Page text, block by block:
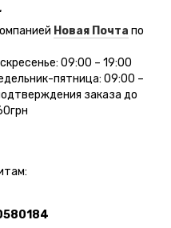
Новая Почта по
09:00 – 19:00
пятница: 09:00 –
заказа до